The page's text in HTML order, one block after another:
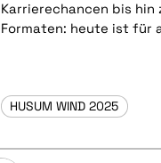
Karrierechancen bis hin
Formaten: heute ist für
HUSUM WIND 2025